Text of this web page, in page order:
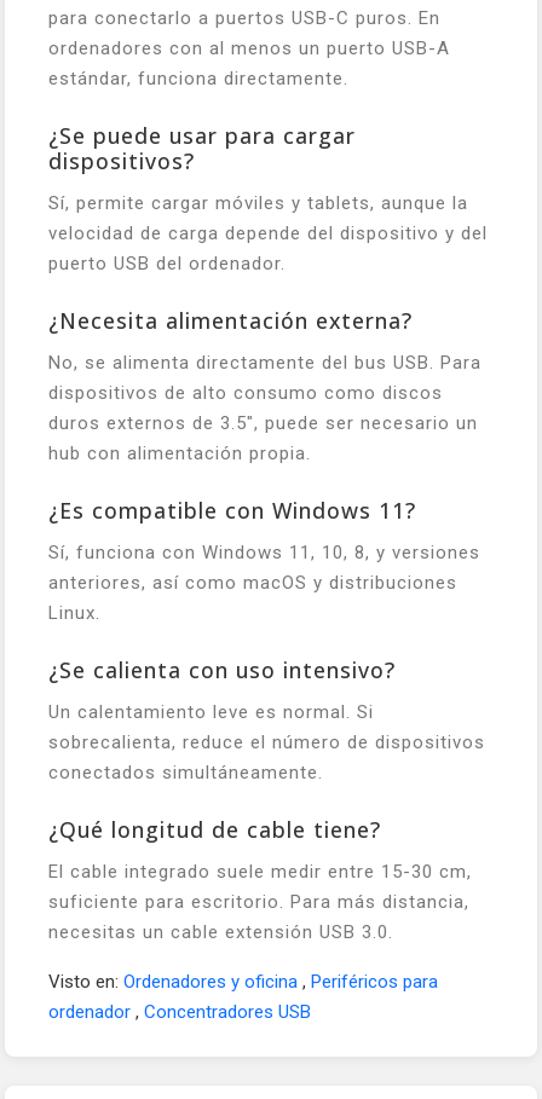
para conectarlo a puertos USB-C puros. En
ordenadores con al menos un puerto USB-A
estándar, funciona directamente.
¿Se puede usar para cargar
dispositivos?
Sí, permite cargar móviles y tablets, aunque la
velocidad de carga depende del dispositivo y del
puerto USB del ordenador.
¿Necesita alimentación externa?
No, se alimenta directamente del bus USB. Para
dispositivos de alto consumo como discos
duros externos de 3.5", puede ser necesario un
hub con alimentación propia.
¿Es compatible con Windows 11?
Sí, funciona con Windows 11, 10, 8, y versiones
anteriores, así como macOS y distribuciones
Linux.
¿Se calienta con uso intensivo?
Un calentamiento leve es normal. Si
sobrecalienta, reduce el número de dispositivos
conectados simultáneamente.
¿Qué longitud de cable tiene?
El cable integrado suele medir entre 15-30 cm,
suficiente para escritorio. Para más distancia,
necesitas un cable extensión USB 3.0.
Visto en: Ordenadores y oficina , Periféricos para
ordenador , Concentradores USB